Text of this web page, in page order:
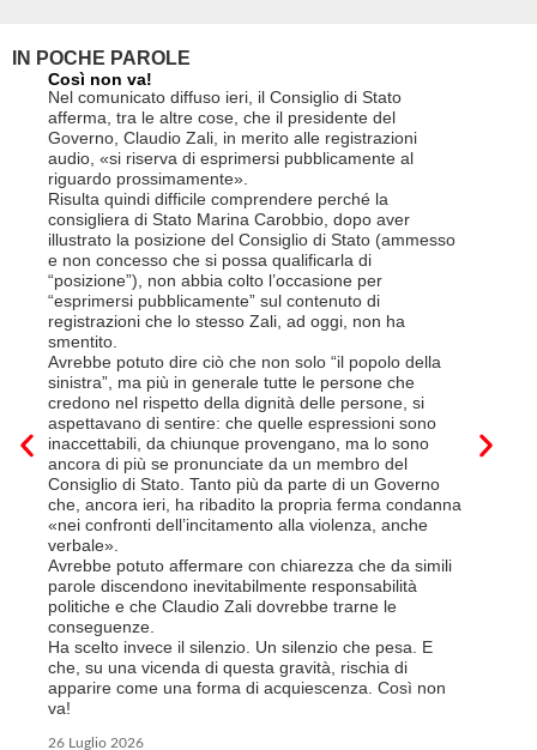
IN POCHE PAROLE
Così non va!
Nel comunicato diffuso ieri, il Consiglio di Stato
afferma, tra le altre cose, che il presidente del
Governo, Claudio Zali, in merito alle registrazioni
audio, «si riserva di esprimersi pubblicamente al
riguardo prossimamente».
Risulta quindi difficile comprendere perché la
consigliera di Stato Marina Carobbio, dopo aver
illustrato la posizione del Consiglio di Stato (ammesso
e non concesso che si possa qualificarla di
“posizione”), non abbia colto l’occasione per
“esprimersi pubblicamente” sul contenuto di
registrazioni che lo stesso Zali, ad oggi, non ha
smentito.
Avrebbe potuto dire ciò che non solo “il popolo della
sinistra”, ma più in generale tutte le persone che
credono nel rispetto della dignità delle persone, si
aspettavano di sentire: che quelle espressioni sono
inaccettabili, da chiunque provengano, ma lo sono
ancora di più se pronunciate da un membro del
Consiglio di Stato. Tanto più da parte di un Governo
che, ancora ieri, ha ribadito la propria ferma condanna
«nei confronti dell’incitamento alla violenza, anche
verbale».
Avrebbe potuto affermare con chiarezza che da simili
parole discendono inevitabilmente responsabilità
politiche e che Claudio Zali dovrebbe trarne le
conseguenze.
Ha scelto invece il silenzio. Un silenzio che pesa. E
che, su una vicenda di questa gravità, rischia di
apparire come una forma di acquiescenza. Così non
va!
26 Luglio 2026
franchi
Questa